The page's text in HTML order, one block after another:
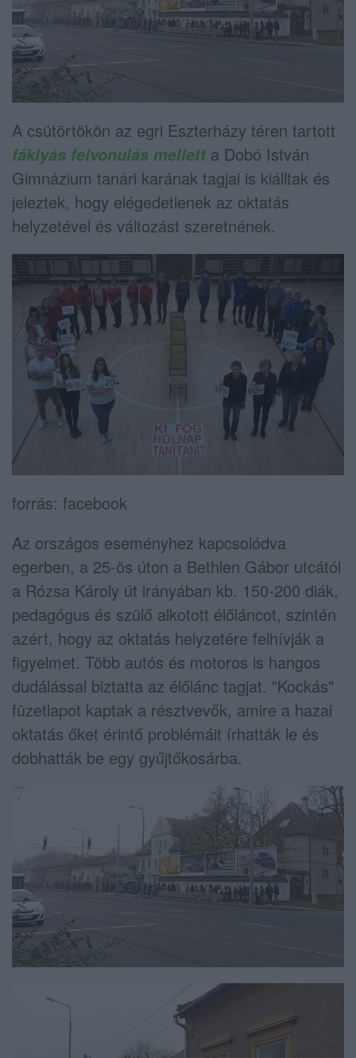
A csütörtökön az egri Eszterházy téren tartott
fáklyás felvonulás mellett a Dobó István
Gimnázium tanári karának tagjai is kiálltak és
jeleztek, hogy elégedetlenek az oktatás
helyzetével és változást szeretnének.
forrás: facebook
Az országos eseményhez kapcsolódva
egerben, a 25-ös úton a Bethlen Gábor utcától
a Rózsa Károly út irányában kb. 150-200 diák,
pedagógus és szülő alkotott élőláncot, szintén
azért, hogy az oktatás helyzetére felhívják a
figyelmet. Több autós és motoros is hangos
dudálással biztatta az élőlánc tagjat. "Kockás"
füzetlapot kaptak a résztvevők, amire a hazai
oktatás őket érintő problémáit írhatták le és
dobhatták be egy gyűjtőkosárba.